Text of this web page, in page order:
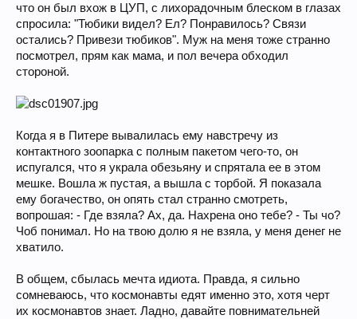
что он был вхож в ЦУП, с лихорадочным блеском в глазах
спросила: "Тюбики видел? Ел? Понравилось? Связи
остались? Привези тюбиков". Муж на меня тоже странно
посмотрел, прям как мама, и пол вечера обходил
стороной.
Когда я в Питере вывалилась ему навстречу из
контактного зоопарка с полным пакетом чего-то, он
испугался, что я украла обезьяну и спрятала ее в этом
мешке. Вошла ж пустая, а вышла с торбой. Я показала
ему богачество, он опять стал странно смотреть,
вопрошая: - Где взяла? Ах, да. Нахрена оно тебе? - Ты чо?
Чоб понимал. Но на твою долю я не взяла, у меня денег не
хватило.
В общем, сбылась мечта идиота. Правда, я сильно
сомневаюсь, что космонавты едят именно это, хотя черт
их космонавтов знает. Ладно, давайте повнимательней